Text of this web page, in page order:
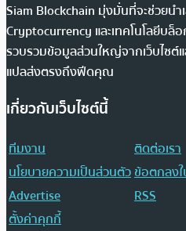
Siam Blockchain มุ่งมั่นที่จะช่วยนำ
Cryptocurrency และเทคโนโลยีบล็
รวบรวมข้อมูลส่วนใหญ่จากเว็บไซต์
แปลส่งตรงถึงฟีดคุณ
เกี่ยวกับเว็บไซต์นี้
ทีมงาน
ติดต่อเรา
นโยบายความเป็นส่วนตัวข้อตกลง
Advertise
RSS
ตั้งค่าคุกกี้